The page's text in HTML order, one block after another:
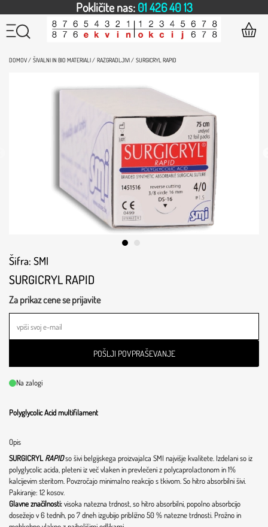
Pokličite nas:01 426 40 13
DOMOV / ŠIVALNI IN BIO MATERIALI / RAZGRADLJIVI / SURGICRYL RAPID
Šifra: SMI
SURGICRYL RAPID
Za prikaz cene se prijavite
POŠLJI POVPRAŠEVANJE
Na zalogi
Polyglycolic Acid multifilament
Opis
SURGICRYL RAPIDso šivi belgijskega proizvajalca SMI najvišje kvalitete. Izdelani so iz
polyglycolic acida, pleteni iz več vlaken in prevlečeni z polycaprolactonom in 1%
kalcijevim steritom. Povzročajo minimalno reakcijo s tkivom. So hitro absorbilni šivi.
Pakiranje: 12 kosov.
Glavne značilnosti:visoka natezna trdnost, so hitro absorbilni, popolno absorbcijo
dosežejo v 6 tednih, po 7 dneh izgubijo približno 50 % natezne trdnosti. Prožno in